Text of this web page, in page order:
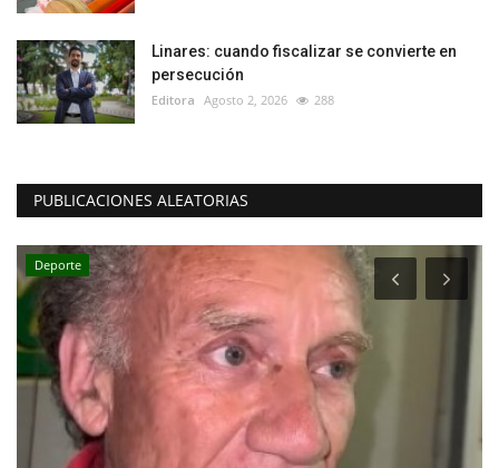
Linares: cuando fiscalizar se convierte en
persecución
Editora Agosto 2, 2026 288
PUBLICACIONES ALEATORIAS
Deporte